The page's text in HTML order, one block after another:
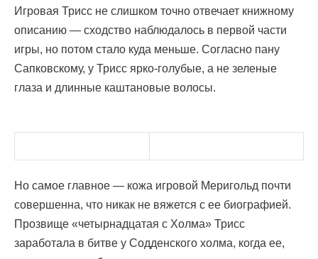
Игровая Трисс не слишком точно отвечает книжному
описанию — сходство наблюдалось в первой части
игры, но потом стало куда меньше. Согласно пану
Сапковскому, у Трисс ярко-голубые, а не зеленые
глаза и длинные каштановые волосы.
Но самое главное — кожа игровой Меригольд почти
совершенна, что никак не вяжется с ее биографией.
Прозвище «четырнадцатая с Холма» Трисс
заработала в битве у Содденского холма, когда ее,